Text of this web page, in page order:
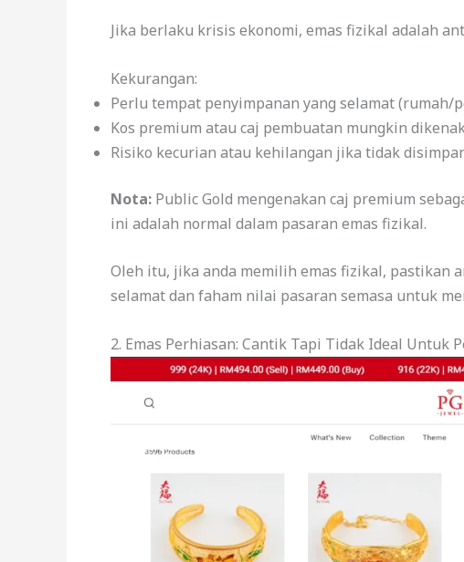
Jika berlaku krisis ekonomi, emas fizikal adalah
Kekurangan:
Perlu tempat penyimpanan yang selamat (rumah/
Kos premium atau caj pembuatan mungkin
Risiko kecurian atau kehilangan jika tidak
Nota: Public Gold mengenakan caj premium
ini adalah normal dalam pasaran emas fizikal.
Oleh itu, jika anda memilih emas fizikal, pastikan
selamat dan faham nilai pasaran semasa untuk
2. Emas Perhiasan: Cantik Tapi Tidak Ideal Untuk